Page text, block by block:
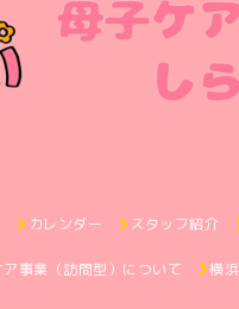
カレンダー スタッフ紹介
事業（訪問型）について 横